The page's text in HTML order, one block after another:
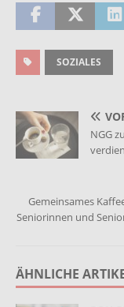
SOZIALES
NGG
Gemeinsames
Seniorinnen und
ÄHNLICHE